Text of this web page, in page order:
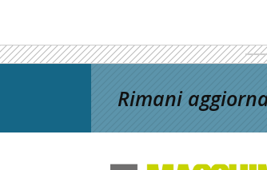
Rimani